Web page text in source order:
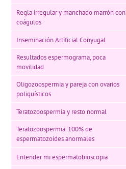
Regla irregular y manchado marrón con
coágulos
Inseminación Artificial Conyugal
Resultados espermograma, poca
movilidad
Oligozoospermia y pareja con ovarios
poliquísticos
Teratozoospermia y resto normal
Teratozoospermia. 100% de
espermatozoides anormales
Entender mi espermatobioscopia